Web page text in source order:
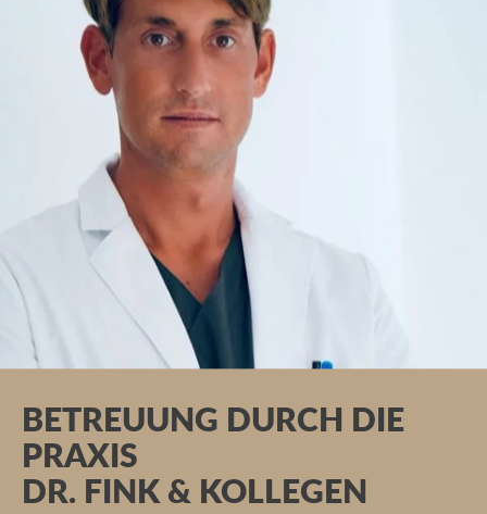
BETREUUNG DURCH DIE
PRAXIS
DR. FINK & KOLLEGEN